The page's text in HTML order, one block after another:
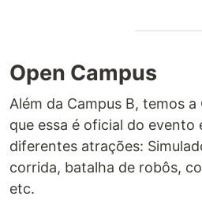
Open Campus
Além da Campus B, temos a
que essa é oficial do evento
diferentes atrações:
corrida, batalha de robôs,
etc.